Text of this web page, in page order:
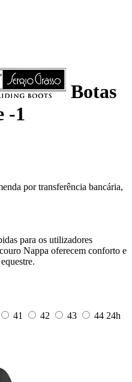
Botas
-1
por transferência bancária,
para os utilizadores
Nappa oferecem conforto e
41 42 43 44 24h